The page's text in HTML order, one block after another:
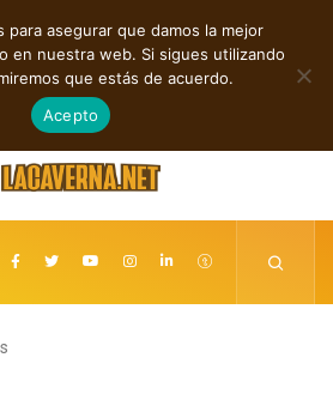
TENDENCIAS
post rock y punk Rock, folk e
agosto 7, 2026
para asegurar que damos la mejor
en nuestra web. Si sigues utilizando
que estás de acuerdo.
Acepto